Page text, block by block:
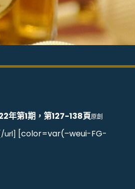
年第1期，第127-138頁原創
url] [color=var(–weui-FG-